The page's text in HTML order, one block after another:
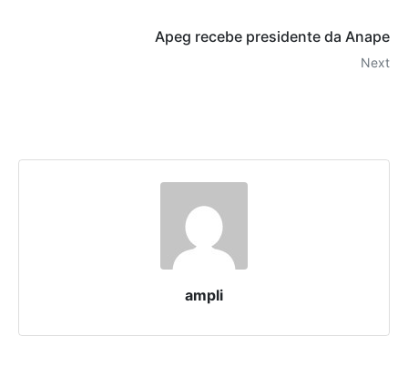
Apeg recebe presidente da Anape
Next
ampli